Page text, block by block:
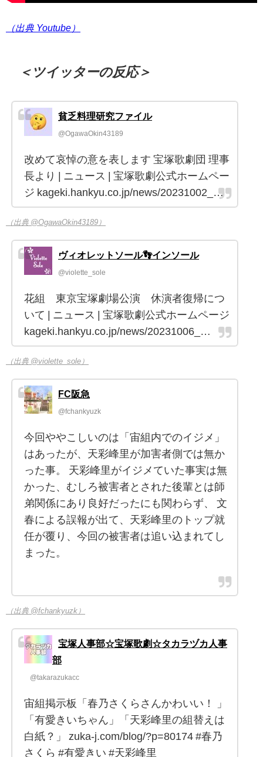
（出典 Youtube）
＜ツイッターの反応＞
貧乏料理研究ファイル
@OgawaOkin43189
改めて哀悼の意を表します 宝塚歌劇団 理事
長より | ニュース | 宝塚歌劇公式ホームペー
ジ kageki.hankyu.co.jp/news/20231002_…
（出典 @OgawaOkin43189）
ヴィオレットソール👣インソール
@violette_sole
花組 東京宝塚劇場公演 休演者復帰につ
いて | ニュース | 宝塚歌劇公式ホームページ
kageki.hankyu.co.jp/news/20231006_…
（出典 @violette_sole）
FC阪急
@fchankyuzk
今回ややこしいのは「宙組内でのイジメ」
はあったが、天彩峰里が加害者側では無か
った事。 天彩峰里がイジメていた事実は無
かった、むしろ被害者とされた後輩とは師
弟関係にあり良好だったにも関わらず、 文
春による誤報が出て、天彩峰里のトップ就
任が覆り、今回の被害者は追い込まれてし
まった。
（出典 @fchankyuzk）
宝塚人事部☆宝塚歌劇☆タカラヅカ人事
部
@takarazukacc
宙組掲示板「春乃さくらさんかわいい！ 」
「有愛きいちゃん」「天彩峰里の組替えは
白紙？」 zuka-j.com/blog/?p=80174 #春乃
さくら #有愛きい #天彩峰里